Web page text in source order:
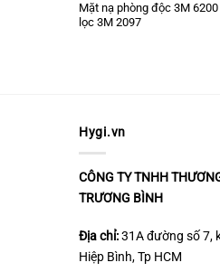
Mặt nạ phòng độc 3M
lọc 3M 2097
Hygi.vn
CÔNG TY TNHH
TRƯƠNG BÌNH
Địa chỉ:31A đường số 7,
Hiệp Bình, Tp HCM